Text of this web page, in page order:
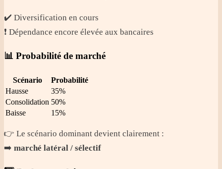
✔️ Diversification en cours
❗ Dépendance encore élevée aux bancaires
📊 Probabilité de marché
Scénario
Probabilité
Hausse
35%
Consolidation 50%
Baisse
15%
👉 Le scénario dominant devient clairement :
➡️ marché latéral / sélectif